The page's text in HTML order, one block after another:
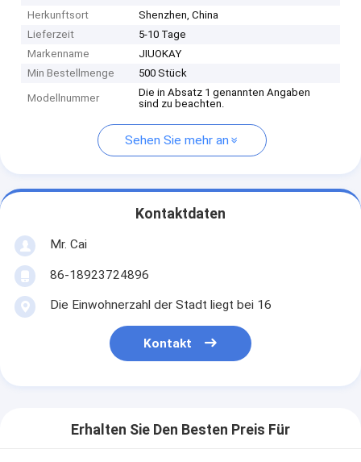
Herkunftsort
Shenzhen, China
Lieferzeit
5-10 Tage
Markenname
JIUOKAY
Min Bestellmenge
500 Stück
Modellnummer
Die in Absatz 1 genannten Angaben
sind zu beachten.
Sehen Sie mehr an
Kontaktdaten
Mr. Cai
86-18923724896
Die Einwohnerzahl der Stadt liegt bei 16
Kontakt
Erhalten Sie Den Besten Preis Für